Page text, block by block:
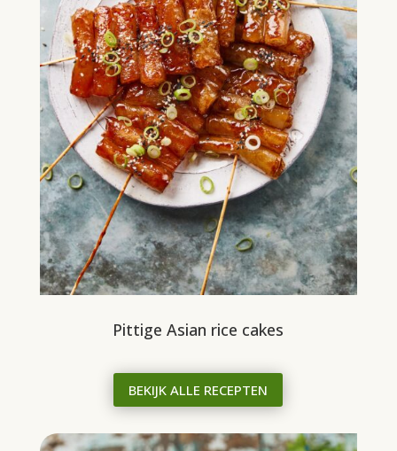
Pittige Asian rice cakes
BEKIJK ALLE RECEPTEN